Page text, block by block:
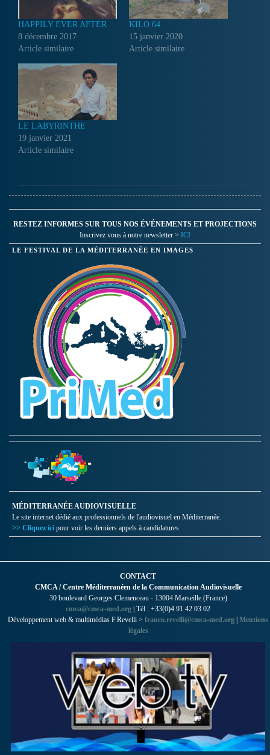
HAPPILY EVER AFTER
8 décembre 2017
Article similaire
KILO 64
15 janvier 2020
Article similaire
LE LABYRINTHE
19 janvier 2021
Article similaire
RESTEZ INFORMES SUR TOUS NOS ÉVÉNEMENTS ET PROJECTIONS
Inscrivez vous à notre newsletter > ICI
LE FESTIVAL DE LA MÉDITERRANÉE EN IMAGES
MÉDITERRANÉE AUDIOVISUELLE
Le site internet dédié aux professionnels de l'audiovisuel en Méditerranée.
>> Cliquez ici pour voir les derniers appels à candidatures
CONTACT
CMCA / Centre Méditerranéen de la Communication Audiovisuelle
30 boulevard Georges Clemenceau - 13004 Marseille (France)
cmca@cmca-med.org | Tél : +33(0)4 91 42 03 02
Développement web & multimédias F.Revelli > franco.revelli@cmca-med.org | Mentions
légales